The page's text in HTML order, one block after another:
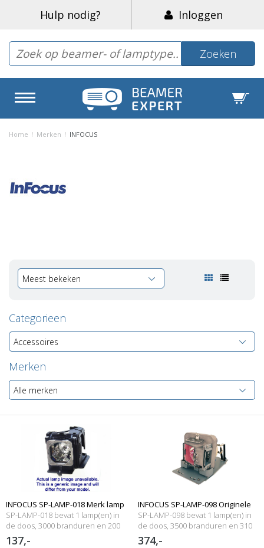
Hulp nodig? Inloggen
Zoeken
Home / Merken / INFOCUS
Meest bekeken
Categorieen
Accessoires
Merken
Alle merken
INFOCUS SP-LAMP-018 Merk lamp
met behuizing
SP-LAMP-018 bevat 1 lamp(en) in
de doos, 3000 branduren en 200
Watt
137,-
INFOCUS SP-LAMP-098 Originele
lampmodule
SP-LAMP-098 bevat 1 lamp(en) in
de doos, 3500 branduren en 310
Watt
374,-